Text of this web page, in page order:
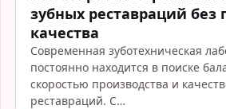
зубных реставраций без
качества
Современная зуботехническая
постоянно находится в поиске
скоростью производства и
реставраций. С…